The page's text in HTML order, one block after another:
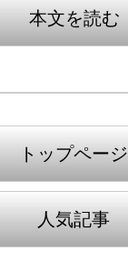
本文を読む
トップページ
人気記事